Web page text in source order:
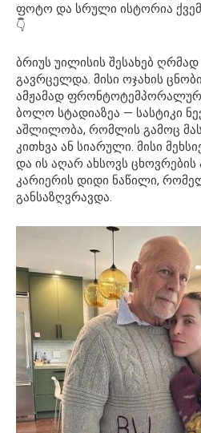
ფოტო და სრული ისტორია
👇
ბრიუს უილისის შესახებ
გავრცელდა. მისი ოჯახის
ამჟამად
ბოლო სტადიაზეა — სასტიკი
აშლილობა, რომლის გამოც მას
კითხვა ან სიარული. მისი
და ის აღარ ახსოვს
კარიერის დიდი ნაწილი,
განსაზღვრავდა.